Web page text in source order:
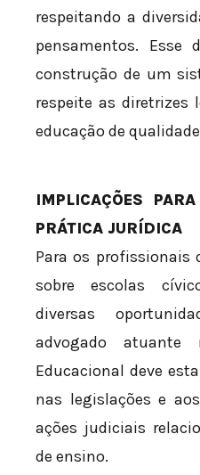
respeitando a
pensamentos.
construção de um
respeite as diretrizes
educação de
IMPLICAÇÕES
PRÁTICA JURÍDICA
Para os profissionais
sobre escolas
diversas
advogado
Educacional deve
nas legislações e
ações judiciais
de ensino.